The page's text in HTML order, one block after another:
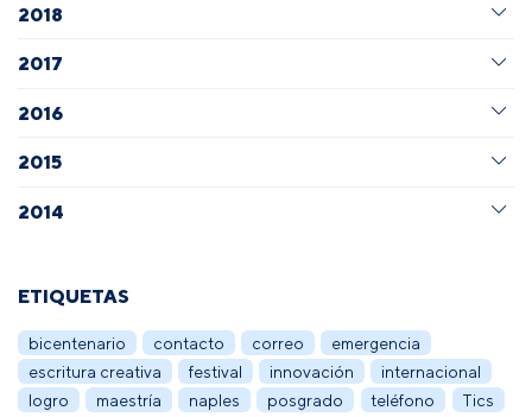
2018
2017
2016
2015
2014
ETIQUETAS
bicentenario contacto correo
emergencia
escritura creativa
festival innovación
internacional
logro
maestría naples posgrado teléfono Tics